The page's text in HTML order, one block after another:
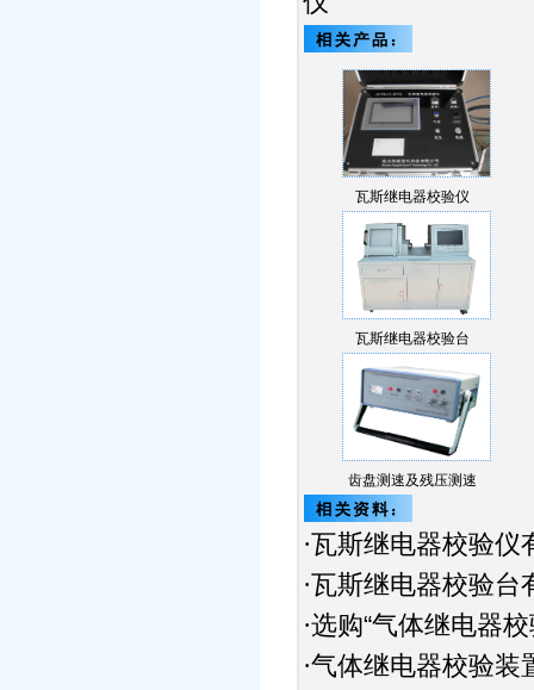
瓦斯继电器校验仪
瓦斯继电器校验台
齿盘测速及残压测速
·瓦斯继电器校验仪
·瓦斯继电器校验台
·选购“气体继电器
·气体继电器校验装